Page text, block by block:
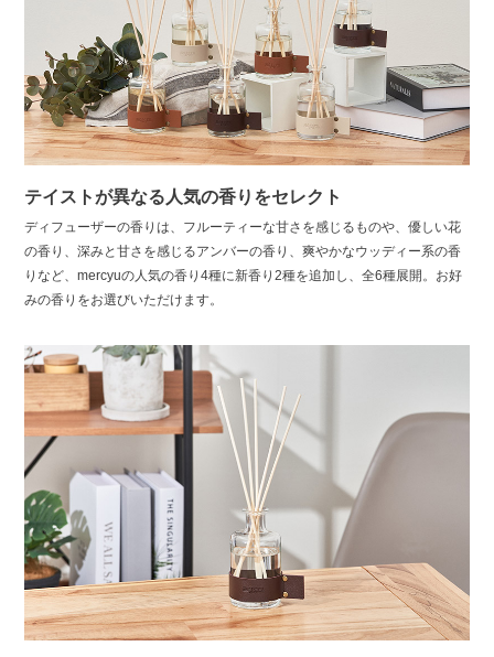
テイストが異なる人気の香りをセレクト
ディフューザーの香りは、フルーティーな甘さを感じるものや、優しい花
の香り、深みと甘さを感じるアンバーの香り、爽やかなウッディー系の香
りなど、mercyuの人気の香り4種に新香り2種を追加し、全6種展開。お好
みの香りをお選びいただけます。